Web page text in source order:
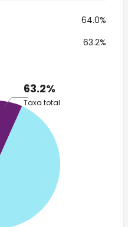
64.0%
63.2%
63.2%
Taxa total